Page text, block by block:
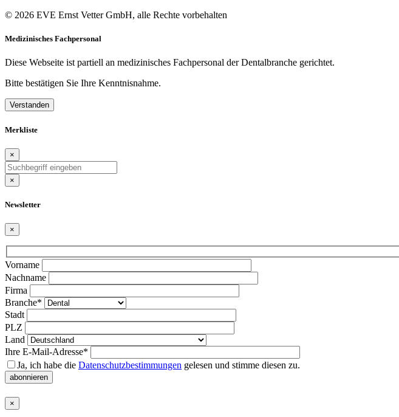
© 2026 EVE Ernst Vetter GmbH, alle Rechte vorbehalten
Medizinisches Fachpersonal
Diese Webseite ist partiell an medizinisches Fachpersonal der Dentalbranche gerichtet.
Bitte bestätigen Sie Ihre Kenntnisnahme.
Verstanden
Merkliste
×
×
Newsletter
×
Bitte
lasse
dieses
Feld
leer.
Vorname
Nachname
Firma
Branche*
Stadt
PLZ
Land
Ihre E-Mail-Adresse*
Ja, ich habe die Datenschutzbestimmungen gelesen und stimme diesen zu.
abonnieren
×